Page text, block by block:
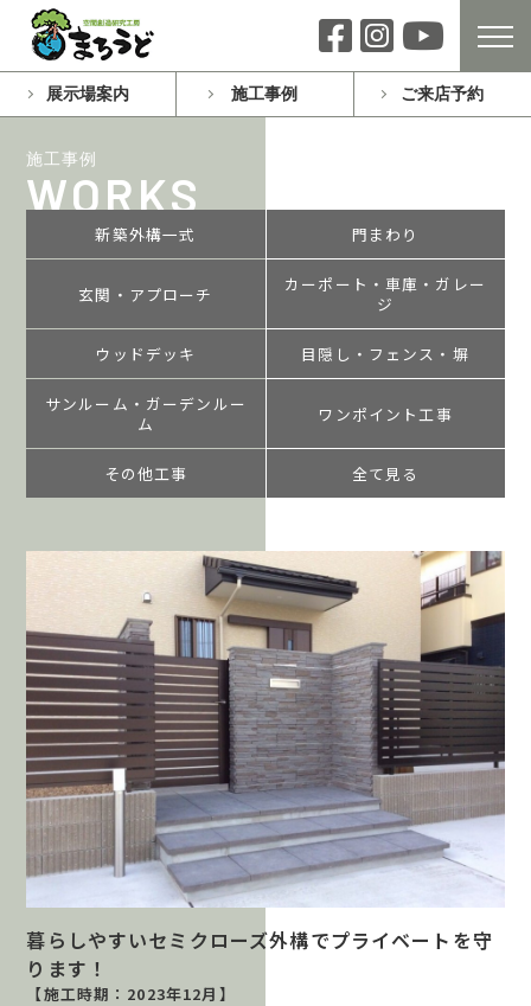
展示場案内 施工事例 ご来店予約
施工事例
WORKS
新築外構一式 門まわり
玄関・アプローチ
カーポート・車庫・ガレー
ジ
ウッドデッキ 目隠し・フェンス・塀
サンルーム・ガーデンルー
ム
ワンポイント工事
その他工事 全て見る
暮らしやすいセミクローズ外構でプライベートを守
ります！
【施工時期：2023年12月】